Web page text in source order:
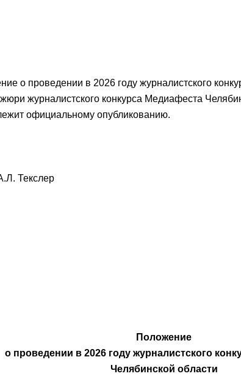
о проведении в 2026 году журналистского
журналистского конкурса Медиафеста
официальному опубликованию.
Текслер
Положение
о проведении в 2026 году журналистского
Челябинской области